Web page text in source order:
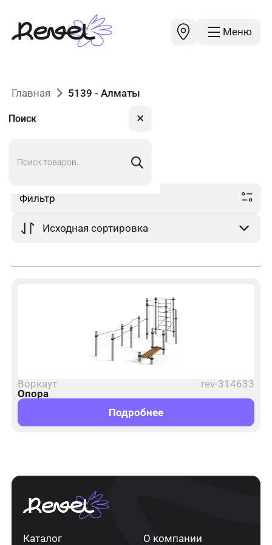
Меню
Поиск ✕
Главная 5139 - Алматы
5139в Алматы
Фильтр
Воркаут
rev-314633
Опора
Подробнее
Каталог О компании